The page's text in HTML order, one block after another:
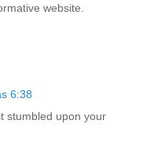
website.
6:38
stumbled upon your